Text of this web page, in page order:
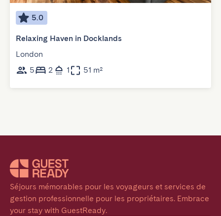
5.0
Relaxing Haven in Docklands
London
5
2 1 51 m²
Séjours mémorables pour les voyageurs et services de
gestion professionnelle pour les propriétaires. Embrace
your stay with GuestReady.